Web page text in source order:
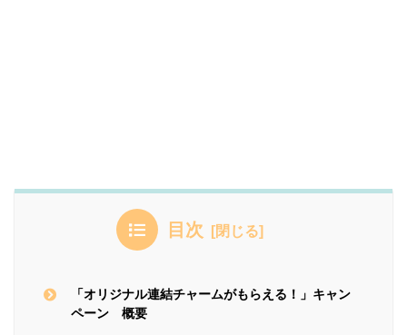
目次
「オリジナル連結チャームがもらえる！」キャン
ペーン 概要